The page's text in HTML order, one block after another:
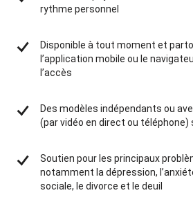
rythme personnel
Disponible à tout moment et
l’application mobile ou le
l’accès
Des modèles indépendants ou
(par vidéo en direct ou
Soutien pour les principaux
notamment la dépression,
sociale, le divorce et le deuil